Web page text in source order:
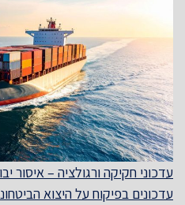
עדכוני חקיקה ורגולציה – איסור
עדכונים בפיקוח על היצוא